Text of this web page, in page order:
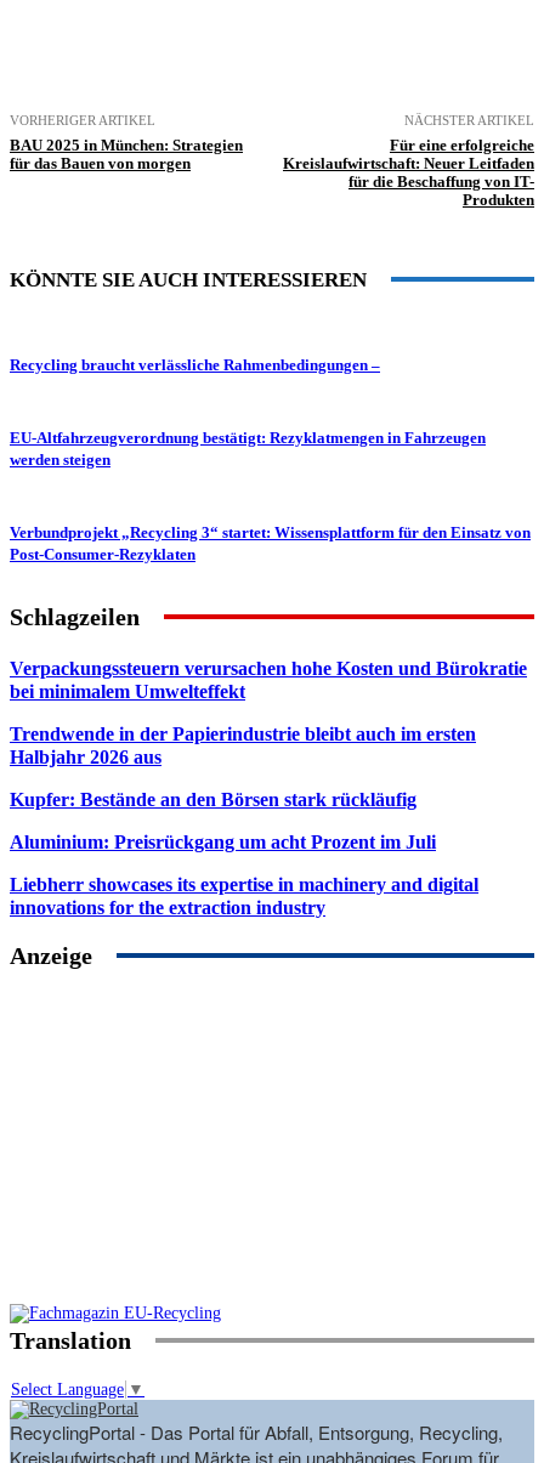
VORHERIGER ARTIKEL
BAU 2025 in München: Strategien
für das Bauen von morgen
NÄCHSTER ARTIKEL
Für eine erfolgreiche
Kreislaufwirtschaft: Neuer Leitfaden
für die Beschaffung von IT-
Produkten
KÖNNTE SIE AUCH INTERESSIEREN
Recycling braucht verlässliche Rahmenbedingungen –
EU-Altfahrzeugverordnung bestätigt: Rezyklatmengen in Fahrzeugen
werden steigen
Verbundprojekt „Recycling 3“ startet: Wissensplattform für den Einsatz von
Post-Consumer-Rezyklaten
Schlagzeilen
Verpackungssteuern verursachen hohe Kosten und Bürokratie
bei minimalem Umwelteffekt
Trendwende in der Papierindustrie bleibt auch im ersten
Halbjahr 2026 aus
Kupfer: Bestände an den Börsen stark rückläufig
Aluminium: Preisrückgang um acht Prozent im Juli
Liebherr showcases its expertise in machinery and digital
innovations for the extraction industry
Anzeige
Translation
Select Language ▼
RecyclingPortal - Das Portal für Abfall, Entsorgung, Recycling,
Kreislaufwirtschaft und Märkte ist ein unabhängiges Forum für